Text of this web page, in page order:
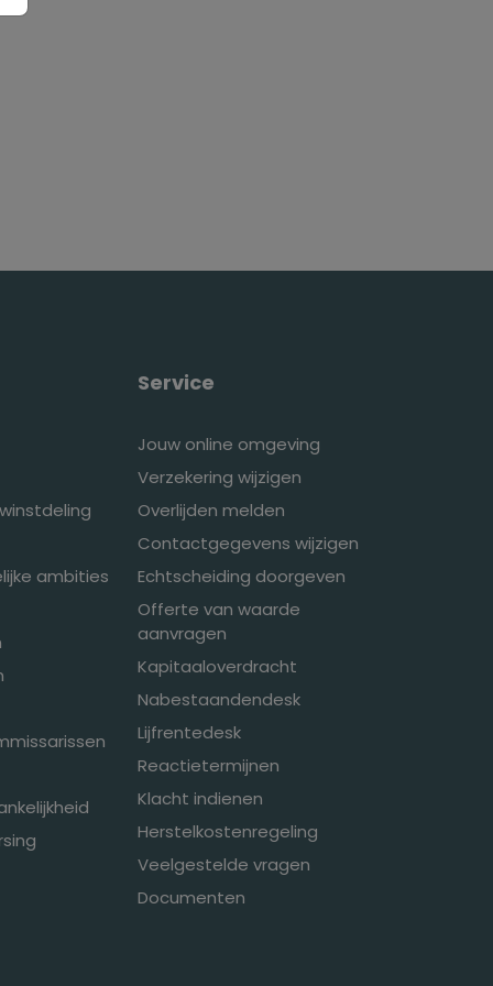
ambities
Service
Jouw online omgeving
Verzekering wijzigen
Overlijden melden
Contactgegevens wijzigen
Echtscheiding doorgeven
Offerte van waarde
aanvragen
Kapitaaloverdracht
Nabestaandendesk
Lijfrentedesk
Reactietermijnen
Klacht indienen
Herstelkostenregeling
Veelgestelde vragen
Documenten